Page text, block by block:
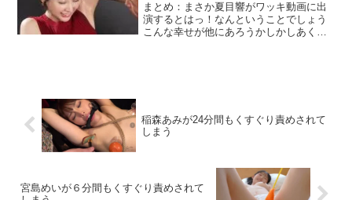
まとめ：まさか夏目響がワッキ動画に出
演するとはっ！なんということでしょう
こんな幸せが他にあろうかしかしあくま
稲森あみが24分間もくすぐり責めされて
しまう
宮島めいが６分間もくすぐり責めされて